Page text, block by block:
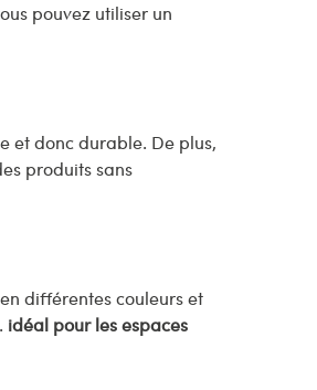
pouvez utiliser un
et donc durable. De plus,
produits sans
différentes couleurs et
idéal pour les espaces